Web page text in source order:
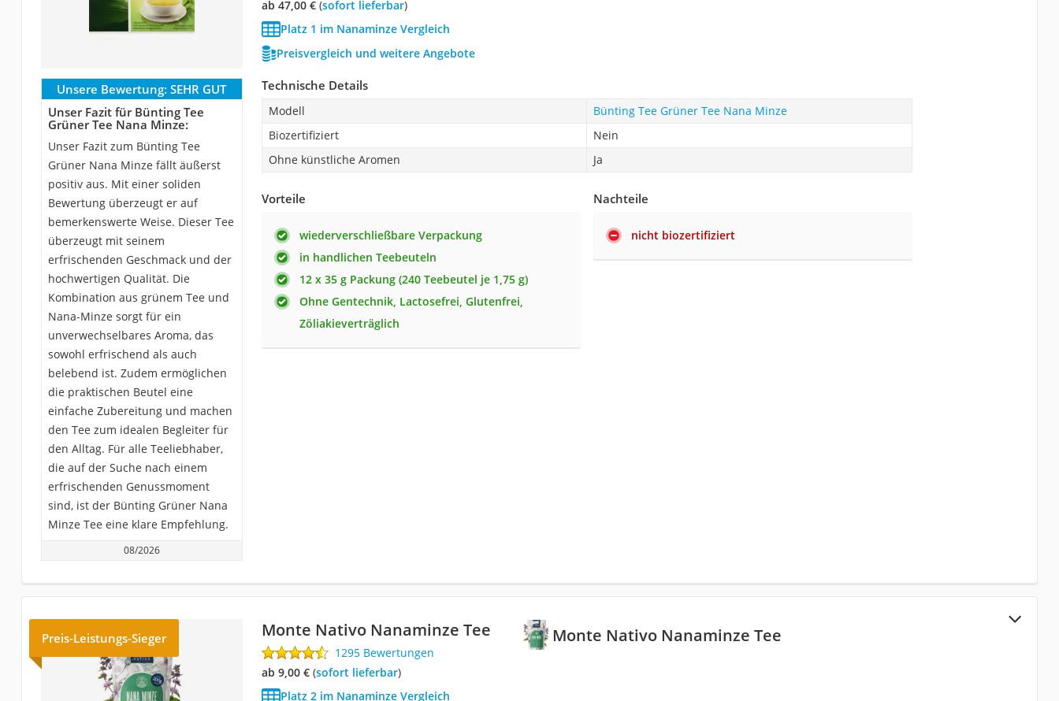
ab 47,00 €( Sofort lieferbar)
Platz 1 im Nanaminze Vergleich
Preisvergleich und weitere Angebote
Unsere Bewertung: SEHR GUT
Unser Fazit für Bünting Tee
Grüner Tee Nana Minze:
Unser Fazit zum Bünting Tee
Grüner Nana Minze fällt äußerst
positiv aus. Mit einer soliden
Bewertung überzeugt er auf
bemerkenswerte Weise. Dieser Tee
überzeugt mit seinem
erfrischenden Geschmack und der
hochwertigen Qualität. Die
Kombination aus grünem Tee und
Nana-Minze sorgt für ein
unverwechselbares Aroma, das
sowohl erfrischend als auch
belebend ist. Zudem ermöglichen
die praktischen Beutel eine
einfache Zubereitung und machen
den Tee zum idealen Begleiter für
den Alltag. Für alle Teeliebhaber,
die auf der Suche nach einem
erfrischenden Genussmoment
sind, ist der Bünting Grüner Nana
Minze Tee eine klare Empfehlung.
08/2026
Technische Details
Modell
Bünting Tee Grüner Tee Nana Minze
Biozertifiziert
Nein
Ohne künstliche Aromen
Ja
Vorteile
wiederverschließbare Verpackung
in handlichen Teebeuteln
12 x 35 g Packung (240 Teebeutel je 1,75 g)
Ohne Gentechnik, Lactosefrei, Glutenfrei,
Zöliakieverträglich
Nachteile
nicht biozertifiziert
Monte Nativo Nanaminze Tee
Preis-Leistungs-Sieger Monte Nativo Nanaminze Tee
1295 Bewertungen
ab 9,00 €( Sofort lieferbar)
Platz 2 im Nanaminze Vergleich